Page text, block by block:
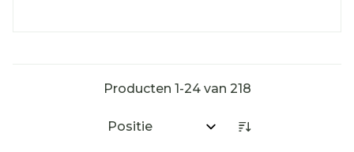
Producten 1-24van 218
Sorteer op: